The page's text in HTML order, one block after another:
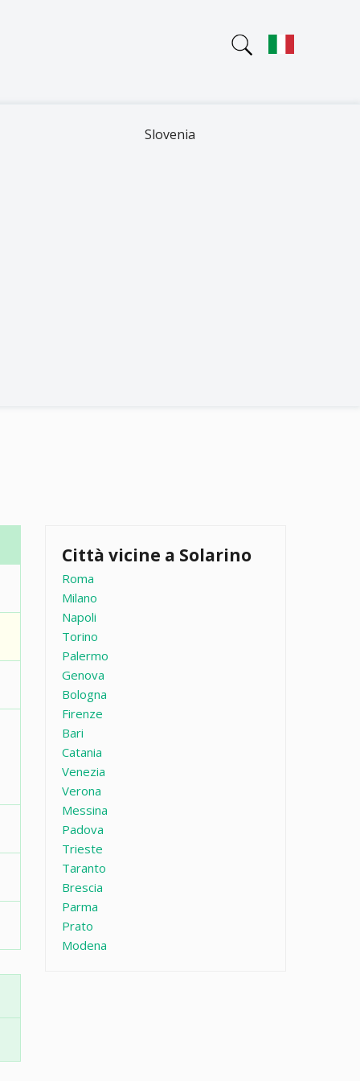
Slovenia
Città vicine a Solarino
Roma
Milano
Napoli
Torino
Palermo
Genova
Bologna
Firenze
Bari
Catania
Venezia
Verona
Messina
Padova
Trieste
Taranto
Brescia
Parma
Prato
Modena